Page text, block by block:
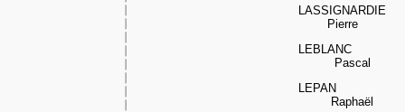
LASSIGNARDIE
Pierre
LEBLANC
Pascal
LEPAN
Raphaël